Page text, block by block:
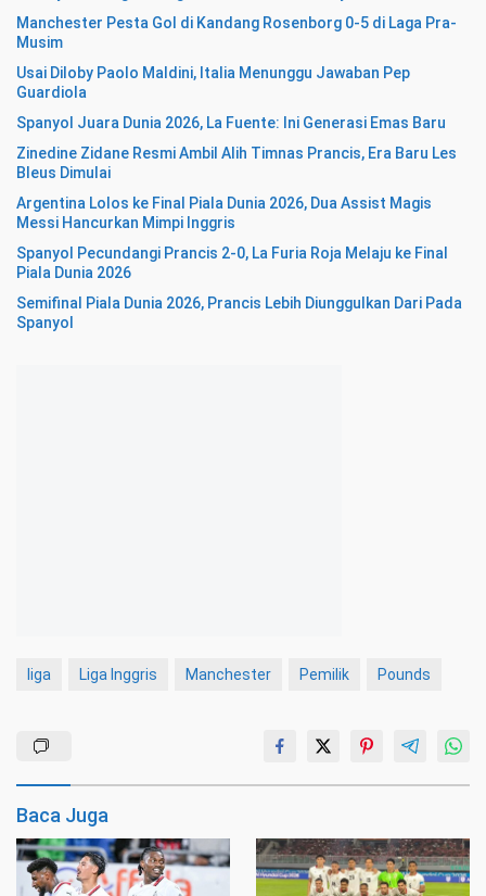
Manchester Pesta Gol di Kandang Rosenborg 0-5 di Laga Pra-
Musim
Usai Diloby Paolo Maldini, Italia Menunggu Jawaban Pep
Guardiola
Spanyol Juara Dunia 2026, La Fuente: Ini Generasi Emas Baru
Zinedine Zidane Resmi Ambil Alih Timnas Prancis, Era Baru Les
Bleus Dimulai
Argentina Lolos ke Final Piala Dunia 2026, Dua Assist Magis
Messi Hancurkan Mimpi Inggris
Spanyol Pecundangi Prancis 2-0, La Furia Roja Melaju ke Final
Piala Dunia 2026
Semifinal Piala Dunia 2026, Prancis Lebih Diunggulkan Dari Pada
Spanyol
liga Liga Inggris Manchester Pemilik Pounds
Baca Juga